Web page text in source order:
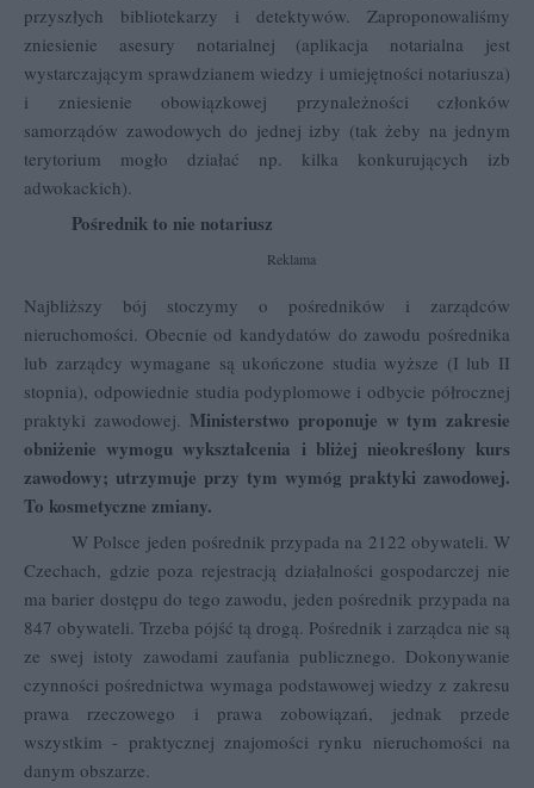
przyszłych bibliotekarzy i detektywów. Zaproponowaliśmy
zniesienie asesury notarialnej (aplikacja notarialna jest
wystarczającym sprawdzianem wiedzy i umiejętności notariusza)
i zniesienie obowiązkowej przynależności członków
samorządów zawodowych do jednej izby (tak żeby na jednym
terytorium mogło działać np. kilka konkurujących izb
adwokackich).
Pośrednik to nie notariusz
Reklama
Najbliższy bój stoczymy o pośredników i zarządców
nieruchomości. Obecnie od kandydatów do zawodu pośrednika
lub zarządcy wymagane są ukończone studia wyższe (I lub II
stopnia), odpowiednie studia podyplomowe i odbycie półrocznej
praktyki zawodowej. Ministerstwo proponuje w tym zakresie
obniżenie wymogu wykształcenia i bliżej nieokreślony kurs
zawodowy; utrzymuje przy tym wymóg praktyki zawodowej.
To kosmetyczne zmiany.
W Polsce jeden pośrednik przypada na 2122 obywateli. W
Czechach, gdzie poza rejestracją działalności gospodarczej nie
ma barier dostępu do tego zawodu, jeden pośrednik przypada na
847 obywateli. Trzeba pójść tą drogą. Pośrednik i zarządca nie są
ze swej istoty zawodami zaufania publicznego. Dokonywanie
czynności pośrednictwa wymaga podstawowej wiedzy z zakresu
prawa rzeczowego i prawa zobowiązań, jednak przede
wszystkim - praktycznej znajomości rynku nieruchomości na
danym obszarze.